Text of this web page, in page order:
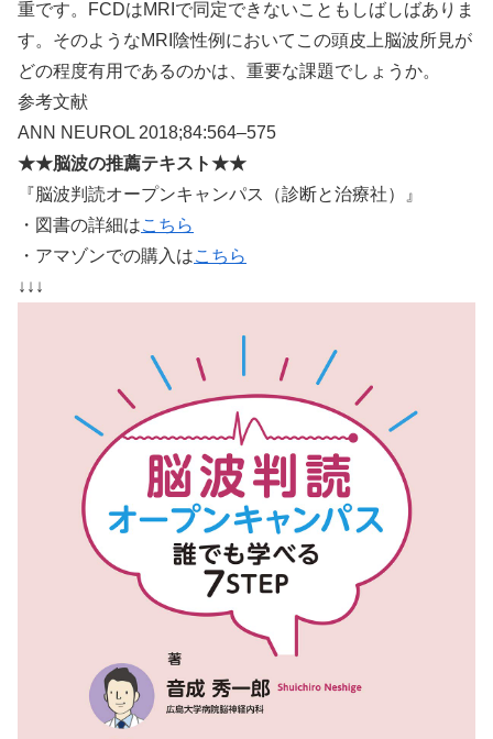
重です。FCDはMRIで同定できないこともしばしばありま
す。そのようなMRI陰性例においてこの頭皮上脳波所見が
どの程度有用であるのかは、重要な課題でしょうか。
参考文献
ANN NEUROL 2018;84:564–575
★★脳波の推薦テキスト★★
『脳波判読オープンキャンパス（診断と治療社）』
・図書の詳細はこちら
・アマゾンでの購入はこちら
↓↓↓